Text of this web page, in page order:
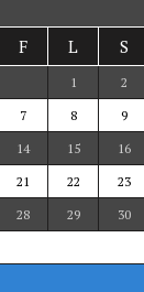
F L S
1
2
7 8
9
14 15
16
21 22
23
28 29
30